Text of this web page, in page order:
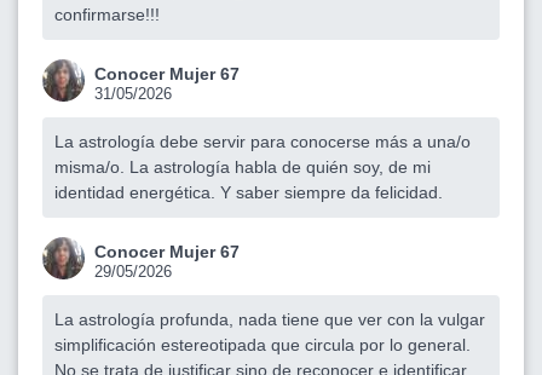
confirmarse!!!
Conocer Mujer 67
31/05/2026
La astrología debe servir para conocerse más a una/o
misma/o. La astrología habla de quién soy, de mi
identidad energética. Y saber siempre da felicidad.
Conocer Mujer 67
29/05/2026
La astrología profunda, nada tiene que ver con la vulgar
simplificación estereotipada que circula por lo general.
No se trata de justificar sino de reconocer e identificar